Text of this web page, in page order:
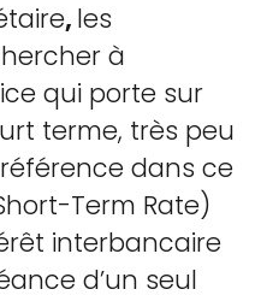
, les
à
qui porte sur
terme, très peu
dans ce
Term Rate)
interbancaire
d’un seul